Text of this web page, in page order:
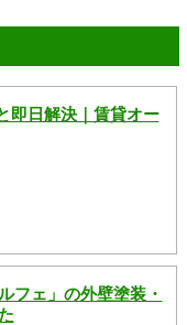
即日解決｜賃貸オー
フェ」の外壁塗装・